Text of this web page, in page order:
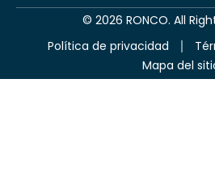
© 2026 RONCO. All
Política de privacidad
Mapa del